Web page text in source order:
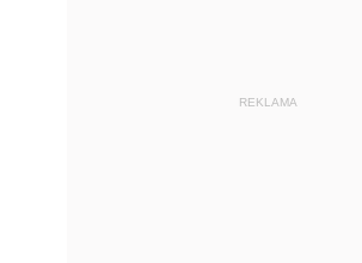
REKLAMA